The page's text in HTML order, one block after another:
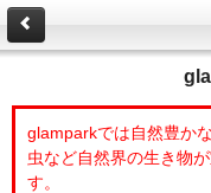
glamparkでは自然豊か
虫など自然界の生き物
す。